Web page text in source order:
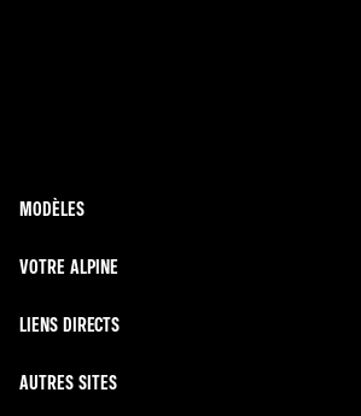
MODÈLES
VOTRE ALPINE
LIENS DIRECTS
AUTRES SITES